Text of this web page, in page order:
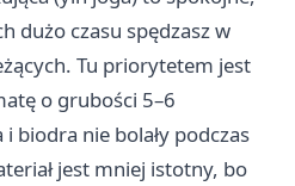
dużo czasu spędzasz w
Tu priorytetem jest
o grubości 5–6
biodra nie bolały podczas
jest mniej istotny, bo